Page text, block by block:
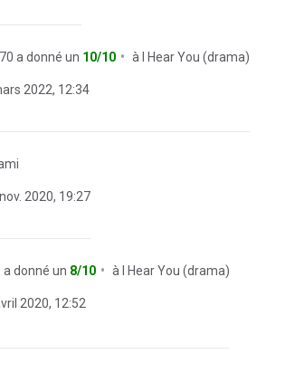
a donné un 10/10 à I Hear You (drama)
2022, 12:34
2020, 19:27
a donné un 8/10 à I Hear You (drama)
2020, 12:52